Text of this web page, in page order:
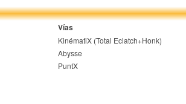
Vías
KinématiX (Total Eclatch+Honk)
Abysse
PuntX